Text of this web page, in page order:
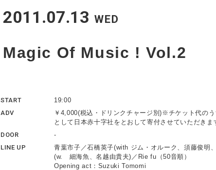
2011.07.13 WED
Magic Of Music ! Vol.2
START
19:00
ADV
￥4,000(税込・ドリンクチャージ別)※チケット代の
として日本赤十字社をとおして寄付させていただきま
DOOR
-
LINE UP
青葉市子／石橋英子(with ジム・オルーク、須藤俊明
(w. 細海魚、名越由貴夫)／Rie fu（50音順）
Opening act：Suzuki Tomomi